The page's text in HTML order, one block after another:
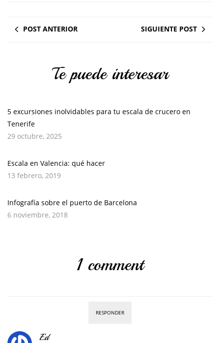
POST ANTERIOR SIGUIENTE POST
Te puede interesar
5 excursiones inolvidables para tu escala de crucero en
Tenerife
29 octubre, 2025
Escala en Valencia: qué hacer
13 febrero, 2019
Infografía sobre el puerto de Barcelona
6 noviembre, 2018
1 comment
RESPONDER
Ed